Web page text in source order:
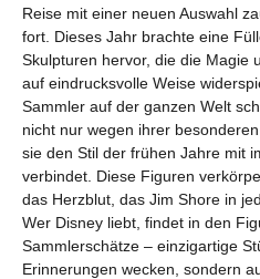
Reise mit einer neuen Auswahl
fort. Dieses Jahr brachte eine
Skulpturen hervor, die die Magie
auf eindrucksvolle Weise
Sammler auf der ganzen Welt
nicht nur wegen ihrer
sie den Stil der frühen Jahre mit
verbindet. Diese Figuren
das Herzblut, das Jim Shore in
Wer Disney liebt, findet in den
Sammlerschätze – einzigartige
Erinnerungen wecken, sondern